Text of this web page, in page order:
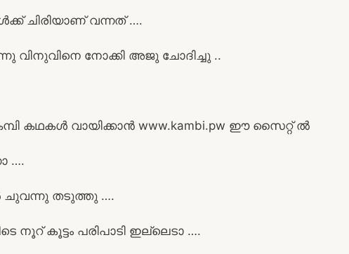
ചിരിയാണ് വന്നത് ….
വിനുവിനെ നോക്കി അജു ചോദിച്ചു ..
കഥകൾ വായിക്കാൻ www.kambi.pw ഈ സൈറ്റ് ൽ
….
ചുവന്നു തടുത്തു ….
നൂറ് കൂട്ടം പരിപാടി ഇല്ലെടാ ….